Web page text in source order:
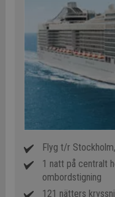
Flyg t/r
1 natt på centralt
ombordstigning
121 nätters